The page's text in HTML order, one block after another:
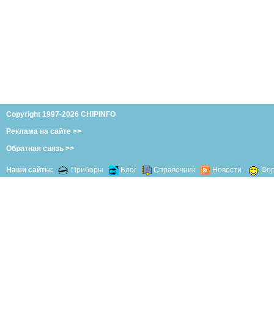
Copyright 1997-2026 CHIPINFO
Реклама на сайте >>
Обратная связь >>
Наши сайты: Приборы Блог Справочник Новости